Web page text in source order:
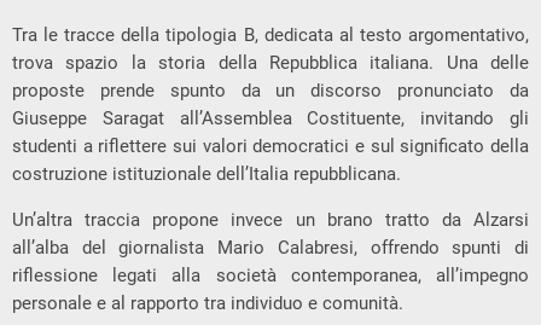
Tra le tracce della tipologia B, dedicata al testo argomentativo,
trova spazio la storia della Repubblica italiana. Una delle
proposte prende spunto da un discorso pronunciato da
Giuseppe Saragatall’Assemblea Costituente, invitando gli
studenti a riflettere sui valori democratici e sul significato della
costruzione istituzionale dell’Italia repubblicana.
Un’altra traccia propone invece un brano tratto da Alzarsi
all’alba del giornalista Mario Calabresi, offrendo spunti di
riflessione legati alla società contemporanea, all’impegno
personale e al rapporto tra individuo e comunità.